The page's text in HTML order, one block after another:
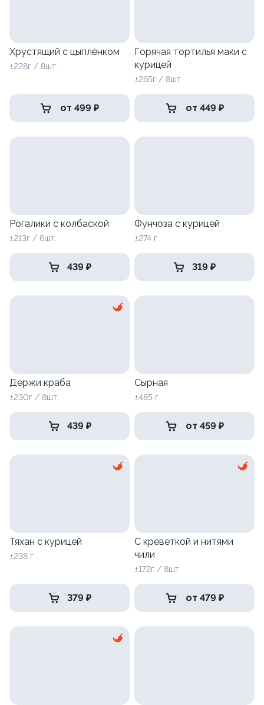
Хрустящий с цыплёнком
±228г / 8шт.
от 499 ₽
Горячая тортилья маки с
курицей
±265г / 8шт.
от 449 ₽
Рогалики с колбаской
±213г / 6шт.
439 ₽
Фунчоза с курицей
±274 г
319 ₽
Держи краба
±230г / 8шт.
439 ₽
Сырная
±485 г
от 459 ₽
Тяхан с курицей
±238 г
379 ₽
С креветкой и нитями
чили
±172г / 8шт.
от 479 ₽